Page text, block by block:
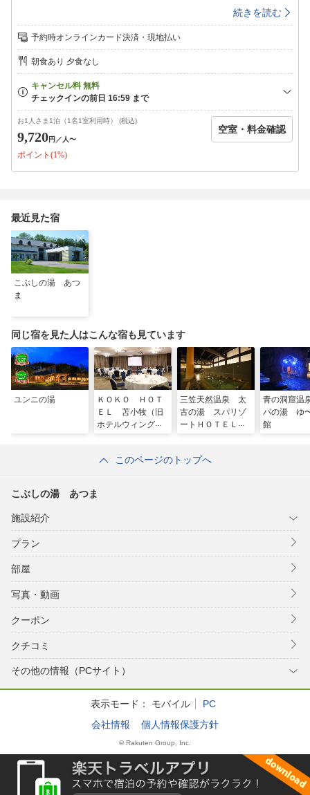
1日の疲れを癒す自慢のお風呂〜ラジウム鉱石のパワーを秘めたラドン湯
を始め、泡風呂、打たせ湯、露天風呂、水風呂、サウナなど多彩なお風呂
をご用意しております。情緒あふれる露天風呂では四季折々の景色を感じ
ながらゆったりとご入浴頂けます。＜ご利用時間＞24:00まで翌日は
6:00〜8:00（サウナは10:00〜21:00）■夕食のご案内■〜地元の新鮮な素
材が好評〜＜食事会場＞：レストランこぶし＜営業時間＞：17:00〜
20:00（ラストオーダー19:30）■インターネット■ホテル館内(ロビー等)に
てインターネット無線LAN接続が可能です。チェックイン＝15：00〜
23：00チェックアウト＝10：00
続きを読む
予約時オンラインカード決済・現地払い
朝食あり 夕食なし
お1人さま1泊（1名1室利用時） (税込)
9,720円 ／人〜
ポイント(1%)
空室・料金確認
最近見た宿
こぶしの湯 あつ
ま
同じ宿を見た人はこんな宿も見ています
ユンニの湯
ＫＯＫＯ ＨＯＴ
ＥＬ 苫小牧（旧
ホテルウィングイ
三笠天然温泉 太
古の湯 スパリゾ
ートＨＯＴＥＬ
青の洞窟
パの湯 ゆ
館
このページのトップへ
こぶしの湯 あつま
施設紹介
プラン
部屋
写真・動画
クーポン
クチコミ
その他の情報（PCサイト）
表示モード： モバイル
PC
会社情報
個人情報保護方針
© Rakuten Group, Inc.